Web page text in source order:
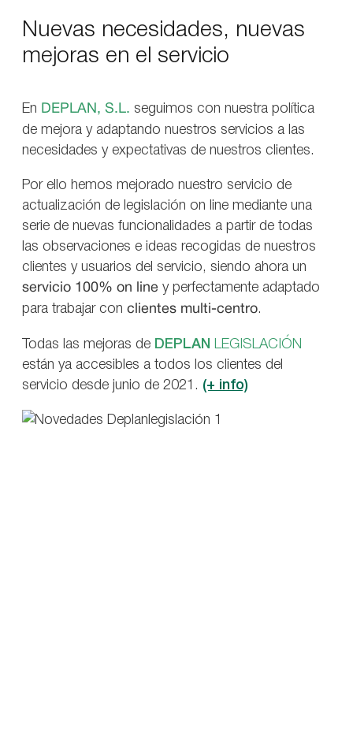
Nuevas necesidades, nuevas
mejoras en el servicio
En DEPLAN, S.L. seguimos con nuestra política
de mejora y adaptando nuestros servicios a las
necesidades y expectativas de nuestros clientes.
Por ello hemos mejorado nuestro servicio de
actualización de legislación on line mediante una
serie de nuevas funcionalidades a partir de todas
las observaciones e ideas recogidas de nuestros
clientes y usuarios del servicio, siendo ahora un
servicio 100% on line y perfectamente adaptado
para trabajar con clientes multi-centro.
Todas las mejoras de DEPLAN
LEGISLACIÓN
están ya accesibles a todos los clientes del
servicio desde junio de 2021. (+ info)